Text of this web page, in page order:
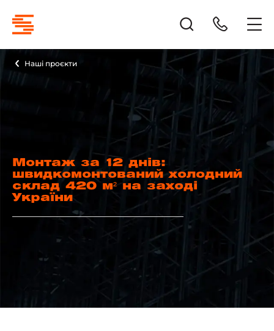
Наші проєкти
Монтаж за 12 днів:
швидкомонтований холодний
склад 420 м² на заході
України